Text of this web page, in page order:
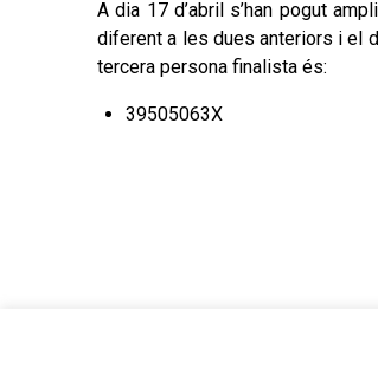
A dia 17 d’abril s’han pogut
diferent a les dues anteriors i el
tercera persona finalista és:
39505063X